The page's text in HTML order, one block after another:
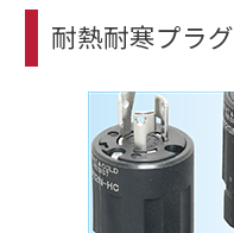
耐熱耐寒プラグ